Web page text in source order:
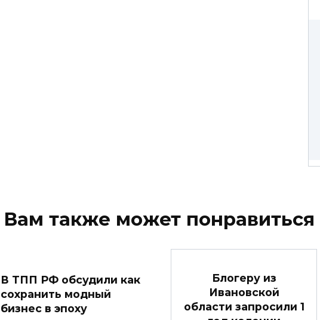
Вам также может понравиться
В ТПП РФ обсудили как
сохранить модный
бизнес в эпоху
Блогеру из
Ивановской
области запросили 1